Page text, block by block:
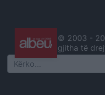
© 2003 -
gjitha të
Search